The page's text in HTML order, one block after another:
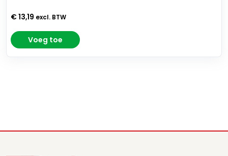
€ 13,19 excl. BTW
Voeg toe